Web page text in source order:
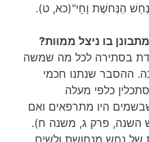
הַנְּחשֶׁת וָחָי"(כא, ט).
בו ניצל ממוות?
בסתירה לכל מה שמשה
ההסבר שנתנו חכמי
כלפי מעלה
היו מתרפאים ואם
השנה, פרק ג, משנה ח).
של נחש מנחושת ולשים